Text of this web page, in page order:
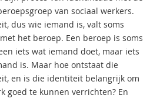
van sociaal werkers.
dus wie iemand is, valt soms
het beroep. Een beroep is soms
iets wat iemand doet, maar iets
is. Maar hoe ontstaat die
en is die identiteit belangrijk om
goed te kunnen verrichten? En